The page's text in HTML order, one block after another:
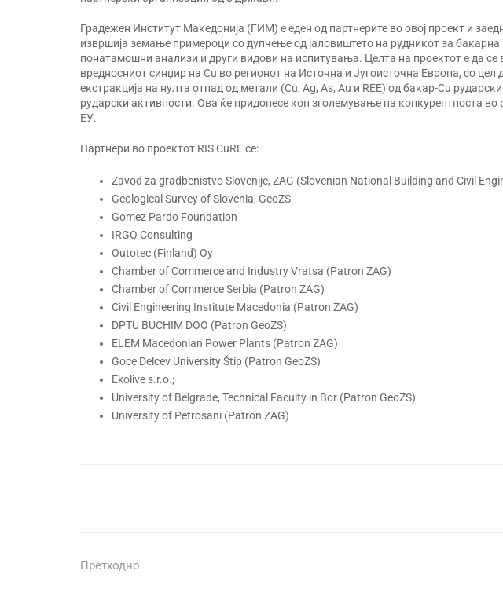
Градежен Институт Македонија (ГИМ) е еден од партнерите во овој проект и
извршија земање примероци со дупчење од јаловиштето на рудникот за бакарна
понатамошни анализи и други видови на испитувања. Целта на проектот е да
вредносниот синџир на Cu во регионот на Источна и Југоисточна Европа, со
екстракција на нулта отпад од метали (Cu, Ag, As, Au и REE) од бакар-Cu
рударски активности. Ова ќе придонесе кон зголемување на конкурентноста
ЕУ.
Партнери во проектот RIS CuRE се:
Zavod za gradbenistvo Slovenije, ZAG (Slovenian National Building and Civil
Geological Survey of Slovenia, GeoZS
Gomez Pardo Foundation
IRGO Consulting
Outotec (Finland) Oy
Chamber of Commerce and Industry Vratsa (Patron ZAG)
Chamber of Commerce Serbia (Patron ZAG)
Civil Engineering Institute Macedonia (Patron ZAG)
DPTU BUCHIM DOO (Patron GeoZS)
ELEM Macedonian Power Plants (Patron ZAG)
Goce Delcev University Štip (Patron GeoZS)
Ekolive s.r.o.;
University of Belgrade, Technical Faculty in Bor (Patron GeoZS)
University of Petrosani (Patron ZAG)
Претходно